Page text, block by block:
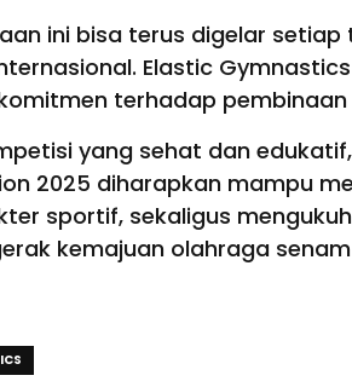
ini bisa terus digelar
Elastic
terhadap
yang sehat dan
2025 diharapkan mampu
sportif, sekaligus
kemajuan olahraga